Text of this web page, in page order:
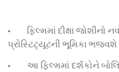
• ફિલ્મમાં દીક્ષા જોશીનો
પ્રોસ્ટિટ્યૂટની ભૂમિકા ભજવશે
• આ ફિલ્મમાં દર્શકોને